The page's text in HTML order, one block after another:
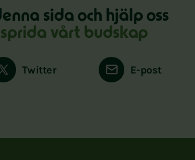
sida och hjälp oss
sprida vårt budskap
Twitter E-post